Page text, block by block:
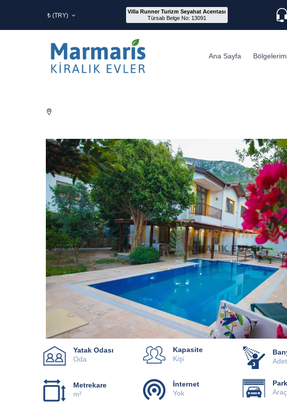
₺ (TRY)
Villa Runner Turizm Seyahat Acentası
Türsab Belge No: 13091
Ana Sayfa
Yatak Odası
Oda
Kapasite
Kişi
Adet
Metrekare
m²
İnternet
Yok